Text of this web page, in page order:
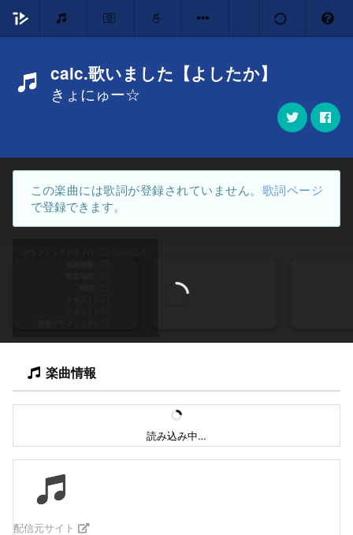
calc.歌いました【よしたか】
きょにゅー☆
この楽曲には歌詞が登録されていません。 歌詞ページ
で登録できます。
楽曲情報
読み込み中…
配信元サイト